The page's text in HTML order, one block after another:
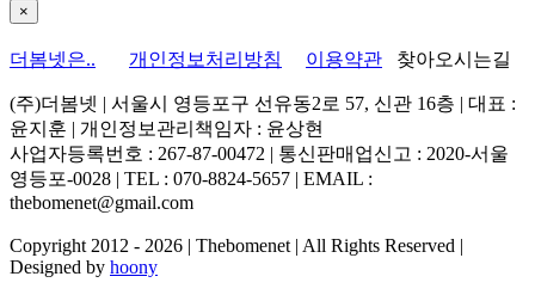
Close
product
view
×
더봄넷은.. 개인정보처리방침 이용약관 찾아오시는길
(주)더봄넷 | 서울시 영등포구 선유동2로 57, 신관 16층 | 대표 :
윤지훈 | 개인정보관리책임자 : 윤상현
사업자등록번호 : 267-87-00472 | 통신판매업신고 : 2020-서울
영등포-0028 | TEL : 070-8824-5657 | EMAIL :
thebomenet@gmail.com
Copyright 2012 - 2026 | Thebomenet | All Rights Reserved |
Designed by hoony